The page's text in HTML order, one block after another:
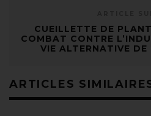
CUEILLETTE DE
COMBAT CONTRE
VIE ALTERNATIVE DE
ARTICLES